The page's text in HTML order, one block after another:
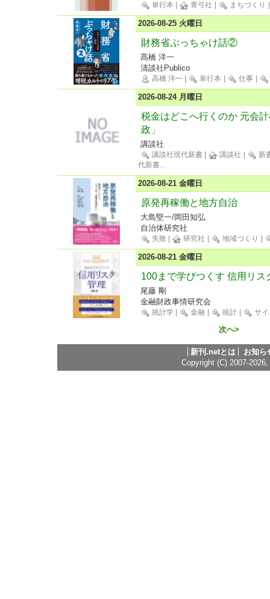
単行本 青弓社 まちづくり
2026-08-25 火曜日
財務省ぶっちゃけ話②
髙橋 洋一
清談社Publico
高橋 洋一 単行本 仕事
2026-08-24 月曜日
税金はどこへ行くのか 元会
政」
講談社
講談社現代新書 講談社
新
代新書...
2026-08-21 金曜日
原発再稼働と地方自治
大島堅一/岡田知弘
自治体研究社
失敗 研究社 地域づくり
2026-08-21 金曜日
100まで学びつくす 信用リス
尾藤 剛
金融財政事情研究会
統計学 金融 統計 サ
次へ>
新刊.netとは
お知ら
Copyright (C) 2007-2026,